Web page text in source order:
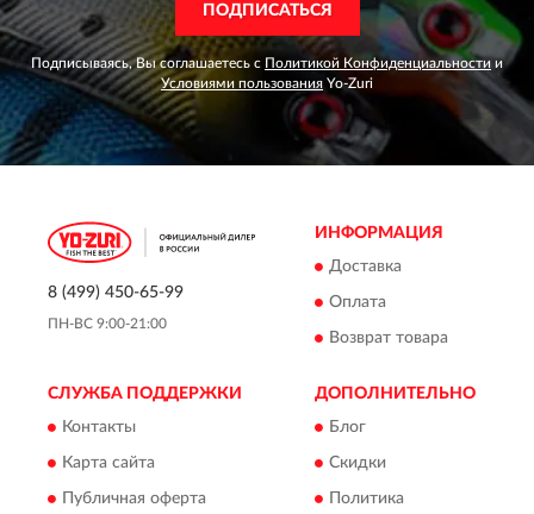
ПОДПИСАТЬСЯ
Подписываясь, Вы соглашаетесь с Политикой Конфиденциальности и
Условиями пользования Yo-Zuri
8 (499) 450-65-99
ПН-ВС 9:00-21:00
ИНФОРМАЦИЯ
Доставка
Оплата
Возврат товара
СЛУЖБА ПОДДЕРЖКИ
Контакты
Карта сайта
Публичная оферта
ДОПОЛНИТЕЛЬНО
Блог
Скидки
Политика